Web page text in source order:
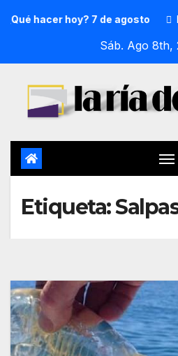
hacer hoy? 7 de agosto
Sáb. Ago 8th,
Etiqueta: